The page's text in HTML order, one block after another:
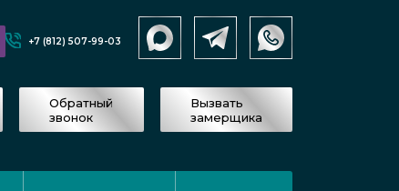
+7 (812) 507-99-03
Обратный
звонок
Вызвать
замерщика